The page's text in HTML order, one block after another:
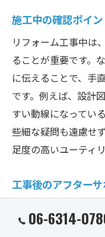
施工中の確認ポイ
リフォーム工事中は
ることが重要です。
に伝えることで、手
です。例えば、設計
すい動線になってい
些細な疑問も遠慮せ
足度の高いユーティ
工事後のアフター
工事が完了した後
足度を左右します。
06-6314-